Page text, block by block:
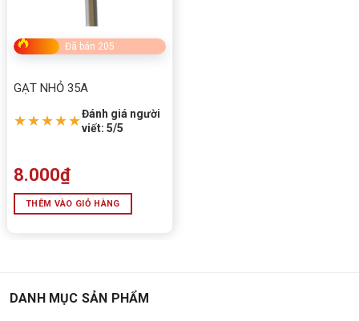
Đã bán 205
GẠT NHỎ 35A
★★★★★Đánh giá người
viết: 5/5
8.000₫
THÊM VÀO GIỎ HÀNG
DANH MỤC SẢN PHẨM